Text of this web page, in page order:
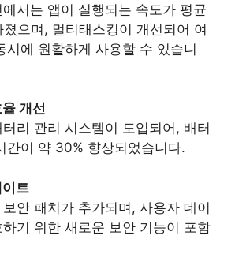
서는 앱이 실행되는 속도가 평균
으며, 멀티태스킹이 개선되어 여
시에 원활하게 사용할 수 있습니
개선
리 관리 시스템이 도입되어, 배터
간이 약 30% 향상되었습니다.
트
안 패치가 추가되며, 사용자 데이
하기 위한 새로운 보안 기능이 포함